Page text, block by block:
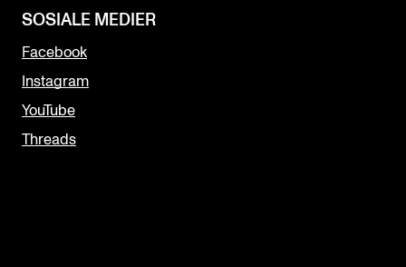
SOSIALE MEDIER
Facebook
Instagram
YouTube
Threads